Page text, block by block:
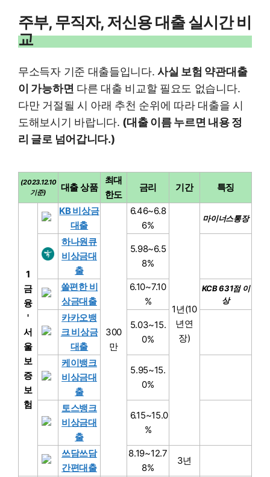
주부, 무직자, 저신용 대출 실시간 비
교
무소득자 기준 대출들입니다.사실 보험 약관대출
이 가능하면 다른 대출 비교할 필요도 없습니다.
다만 거절될 시 아래 추천 순위에 따라 대출을 시
도해보시기 바랍니다. (대출 이름 누르면 내용 정
리 글로 넘어갑니다.)
(2023.12.10
기준)
대출 상품
최대
한도
금리 기간 특징
1
금
융
'
서
울
보
증
보
험
KB 비상금
대출
300
만
6.46~6.8
6%
1년(10
년연
장)
마이너스통장
하나원큐
비상금대
출
5.98~6.5
8%
쏠편한 비
상금대출
6.10~7.10
%
KCB 631점 이
상
카카오뱅
크 비상금
대출
5.03~15.
0%
케이뱅크
비상금대
출
5.95~15.
0%
토스뱅크
비상금대
출
6.15~15.0
%
쓰담쓰담
간편대출
8.19~12.7
8%
3년